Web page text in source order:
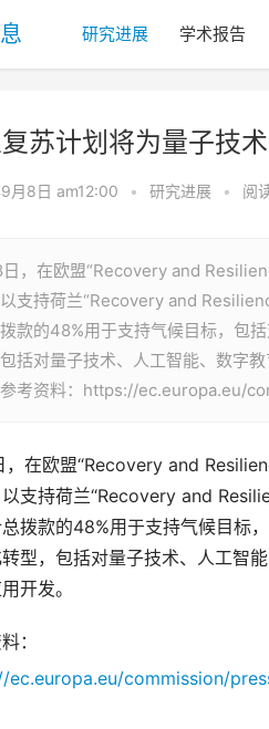
研究进展 学术报告
苏计划将为量子技
月8日 am12:00 • 研究进展 • 阅
，在欧盟“Recovery and
支持荷兰“Recovery and
款的48%用于支持气候目标，包
括对量子技术、人工智能、数字
考资料：https://ec.europa.eu/
，在欧盟“Recovery and
支持荷兰“Recovery and
拨款的48%用于支持气候目标
型，包括对量子技术、人工智
开发。
：
ec.europa.eu/commission/